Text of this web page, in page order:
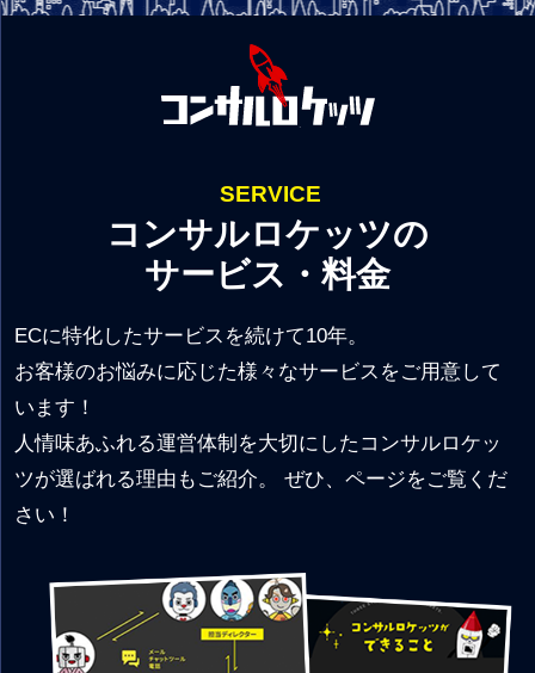
SERVICE
コンサルロケッツの
サービス・料金
ECに特化したサービスを続けて10年。
お客様のお悩みに応じた様々なサービスをご用意して
います！
人情味あふれる運営体制を大切にしたコンサルロケッ
ツが選ばれる理由もご紹介。 ぜひ、ページをご覧くだ
さい！